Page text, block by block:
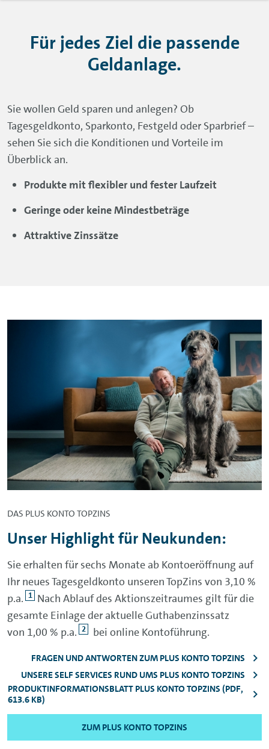
Für jedes Ziel die passende
Geldanlage.
Sie wollen Geld sparen und anlegen? Ob
Tagesgeldkonto, Sparkonto, Festgeld oder Sparbrief –
sehen Sie sich die Konditionen und Vorteile im
Überblick an.
Produkte mit flexibler und fester Laufzeit
Geringe oder keine Mindestbeträge
Attraktive Zinssätze
DAS PLUS KONTO TOPZINS
Unser Highlight für Neukunden:
Sie erhalten für sechs Monate ab Kontoeröffnung auf
Ihr neues Tagesgeldkonto unseren TopZins von 3,10 %
p.a. 1 Nach Ablauf des Aktionszeitraumes gilt für die
gesamte Einlage der aktuelle Guthabenzinssatz
von 1,00 % p.a. 2 bei online Kontoführung.
FRAGEN UND ANTWORTEN ZUM PLUS KONTO TOPZINS
UNSERE SELF SERVICES RUND UMS PLUS KONTO TOPZINS
PRODUKTINFORMATIONSBLATT PLUS KONTO TOPZINS (PDF,
613.6 KB)
ZUM PLUS KONTO TOPZINS